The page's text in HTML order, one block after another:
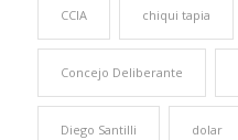
CCIA chiqui tapia
Concejo Deliberante
Diego Santilli dolar